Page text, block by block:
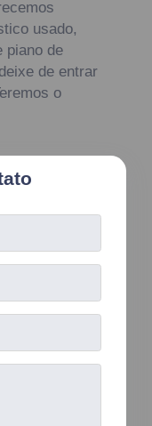
usado,
piano de
de entrar
o